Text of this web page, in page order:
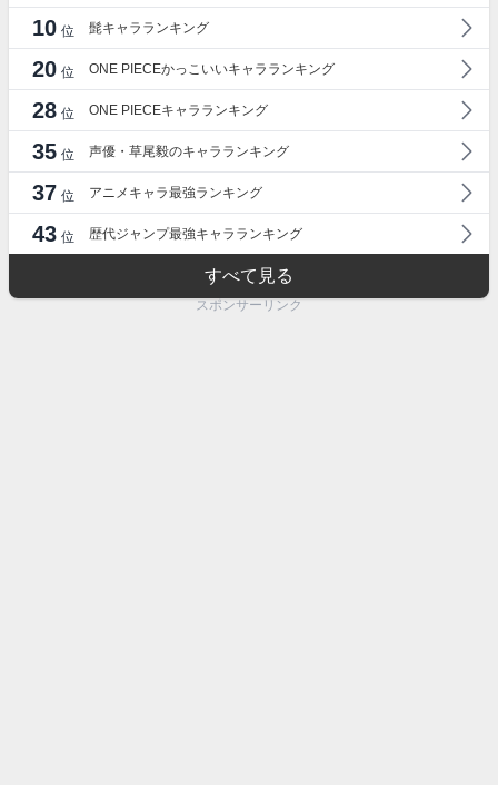
10 位 髭キャラランキング
20 位 ONE PIECEかっこいいキャラランキング
28 位 ONE PIECEキャラランキング
35 位 声優・草尾毅のキャラランキング
37 位 アニメキャラ最強ランキング
43 位 歴代ジャンプ最強キャラランキング
すべて見る
スポンサーリンク